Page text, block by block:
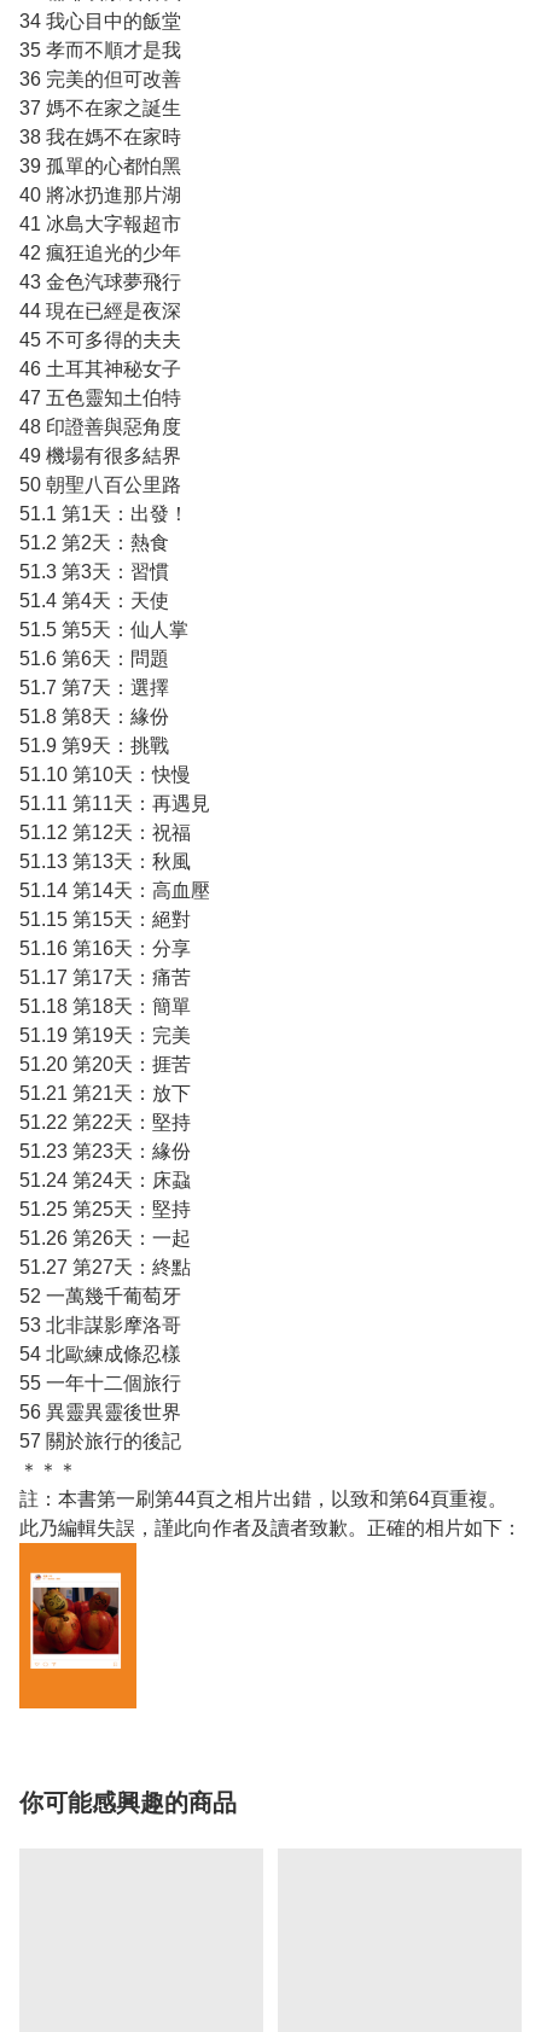
34 我心目中的飯堂
35 孝而不順才是我
36 完美的但可改善
37 媽不在家之誕生
38 我在媽不在家時
39 孤單的心都怕黑
40 將冰扔進那片湖
41 冰島大字報超市
42 瘋狂追光的少年
43 金色汽球夢飛行
44 現在已經是夜深
45 不可多得的夫夫
46 土耳其神秘女子
47 五色靈知土伯特
48 印證善與惡角度
49 機場有很多結界
50 朝聖八百公里路
51.1 第1天：出發！
51.2 第2天：熱食
51.3 第3天：習慣
51.4 第4天：天使
51.5 第5天：仙人掌
51.6 第6天：問題
51.7 第7天：選擇
51.8 第8天：緣份
51.9 第9天：挑戰
51.10 第10天：快慢
51.11 第11天：再遇見
51.12 第12天：祝福
51.13 第13天：秋風
51.14 第14天：高血壓
51.15 第15天：絕對
51.16 第16天：分享
51.17 第17天：痛苦
51.18 第18天：簡單
51.19 第19天：完美
51.20 第20天：捱苦
51.21 第21天：放下
51.22 第22天：堅持
51.23 第23天：緣份
51.24 第24天：床蝨
51.25 第25天：堅持
51.26 第26天：一起
51.27 第27天：終點
52 一萬幾千葡萄牙
53 北非謀影摩洛哥
54 北歐練成條忍樣
55 一年十二個旅行
56 異靈異靈後世界
57 關於旅行的後記
＊＊＊
註：本書第一刷第44頁之相片出錯，以致和第64頁重複。
此乃編輯失誤，謹此向作者及讀者致歉。正確的相片如下：
你可能感興趣的商品